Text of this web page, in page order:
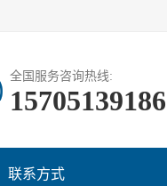
全国服务咨询热线:
15705139186
联系方式